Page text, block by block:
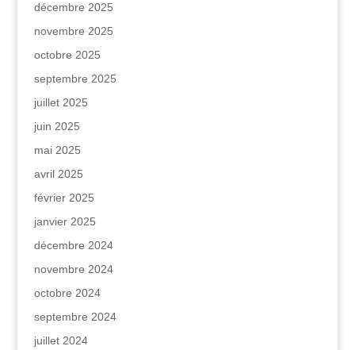
décembre 2025
novembre 2025
octobre 2025
septembre 2025
juillet 2025
juin 2025
mai 2025
avril 2025
février 2025
janvier 2025
décembre 2024
novembre 2024
octobre 2024
septembre 2024
juillet 2024